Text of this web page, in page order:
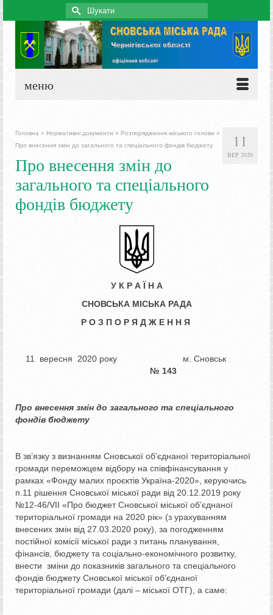
Search
for:
меню
11
ВЕР 2020
Головна » Нормативні документи » Розпорядження міського голови »
Про внесення змін до загального та спеціального фондів бюджету
Про внесення змін до
загального та спеціального
фондів бюджету
У К Р А Ї Н А
СНОВСЬКА МІСЬКА РАДА
Р О З П О Р Я Д Ж Е Н Н Я
11 вересня 2020 року м. Сновськ
№ 143
Про внесення змін до загального та спеціального
фондів бюджету
В зв’язку з визнанням Сновської об’єднаної територіальної
громади переможцем відбору на співфінансування у
рамках «Фонду малих проєктів Україна-2020», керуючись
п.11 рішення Сновської міської ради від 20.12.2019 року
№12-46/VII «Про бюджет Сновської міської об’єднаної
територіальної громади на 2020 рік» (з урахуванням
внесених змін від 27.03.2020 року), за погодженням
постійної комісії міської ради з питань планування,
фінансів, бюджету та соціально-економічного розвитку,
внести зміни до показників загального та спеціального
фондів бюджету Сновської міської об’єднаної
територіальної громади (далі – міської ОТГ), а саме: